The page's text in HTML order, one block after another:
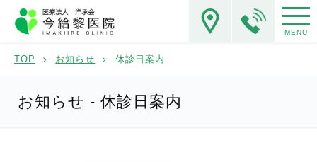
MENU
TOP お知らせ 休診日案内
お知らせ - 休診日案内